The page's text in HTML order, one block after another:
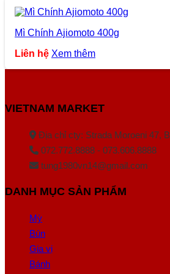
Mì Chính Ajiomoto 400g
Liên hệ Xem thêm
VIETNAM MARKET
Địa chỉ cty: Strada Moroeni 47,
072.772.8888 - 073.606.8888
tung1980vn14@gmail.com
DANH MỤC SẢN PHẨM
Mỳ
Bún
Gia vị
Bánh